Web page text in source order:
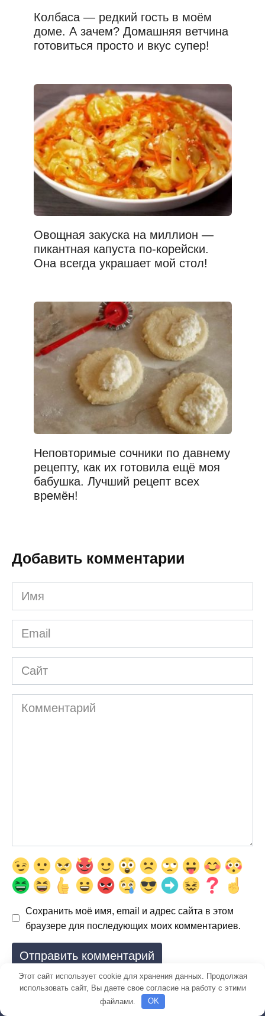
Колбаса — редкий гость в моём
доме. А зачем? Домашняя ветчина
готовиться просто и вкус супер!
Овощная закуска на миллион —
пикантная капуста по-корейски.
Она всегда украшает мой стол!
Неповторимые сочники по давнему
рецепту, как их готовила ещё моя
бабушка. Лучший рецепт всех
времён!
Добавить комментарии
Имя
*
Email
*
Сайт
Комментарий
Сохранить моё имя, email и адрес сайта в этом
браузере для последующих моих комментариев.
Этот сайт использует cookie для хранения данных. Продолжая
использовать сайт, Вы даете свое согласие на работу с этими
файлами.
OK